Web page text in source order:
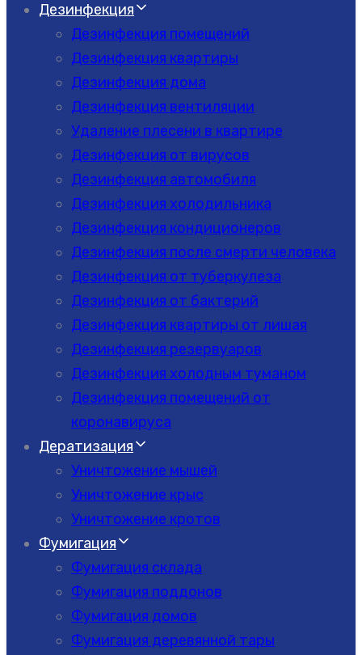
Дезинфекция
Дезинфекция помещений
Дезинфекция квартиры
Дезинфекция дома
Дезинфекция вентиляции
Удаление плесени в квартире
Дезинфекция от вирусов
Дезинфекция автомобиля
Дезинфекция холодильника
Дезинфекция кондиционеров
Дезинфекция после смерти человека
Дезинфекция от туберкулеза
Дезинфекция от бактерий
Дезинфекция квартиры от лишая
Дезинфекция резервуаров
Дезинфекция холодным туманом
Дезинфекция помещений от
коронавируса
Дератизация
Уничтожение мышей
Уничтожение крыс
Уничтожение кротов
Фумигация
Фумигация склада
Фумигация поддонов
Фумигация домов
Фумигация деревянной тары